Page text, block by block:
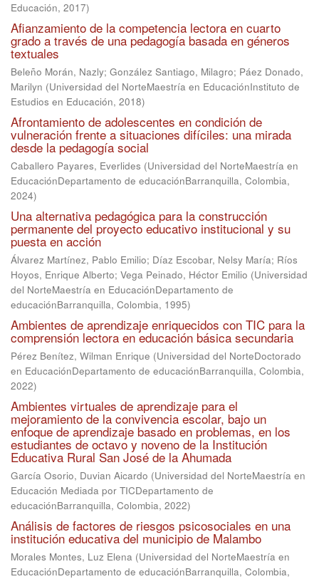
Educación, 2017)
Afianzamiento de la competencia lectora en cuarto
grado a través de una pedagogía basada en géneros
textuales
Beleño Morán, Nazly; González Santiago, Milagro; Páez Donado,
Marilyn (Universidad del NorteMaestría en EducaciónInstituto de
Estudios en Educación, 2018)
Afrontamiento de adolescentes en condición de
vulneración frente a situaciones difíciles: una mirada
desde la pedagogía social
Caballero Payares, Everlides (Universidad del NorteMaestría en
EducaciónDepartamento de educaciónBarranquilla, Colombia,
2024)
Una alternativa pedagógica para la construcción
permanente del proyecto educativo institucional y su
puesta en acción
Álvarez Martínez, Pablo Emilio; Díaz Escobar, Nelsy María; Ríos
Hoyos, Enrique Alberto; Vega Peinado, Héctor Emilio (Universidad
del NorteMaestría en EducaciónDepartamento de
educaciónBarranquilla, Colombia, 1995)
Ambientes de aprendizaje enriquecidos con TIC para la
comprensión lectora en educación básica secundaria
Pérez Benítez, Wilman Enrique (Universidad del NorteDoctorado
en EducaciónDepartamento de educaciónBarranquilla, Colombia,
2022)
Ambientes virtuales de aprendizaje para el
mejoramiento de la convivencia escolar, bajo un
enfoque de aprendizaje basado en problemas, en los
estudiantes de octavo y noveno de la Institución
Educativa Rural San José de la Ahumada
García Osorio, Duvian Aicardo (Universidad del NorteMaestría en
Educación Mediada por TICDepartamento de
educaciónBarranquilla, Colombia, 2022)
Análisis de factores de riesgos psicosociales en una
institución educativa del municipio de Malambo
Morales Montes, Luz Elena (Universidad del NorteMaestría en
EducaciónDepartamento de educaciónBarranquilla, Colombia,